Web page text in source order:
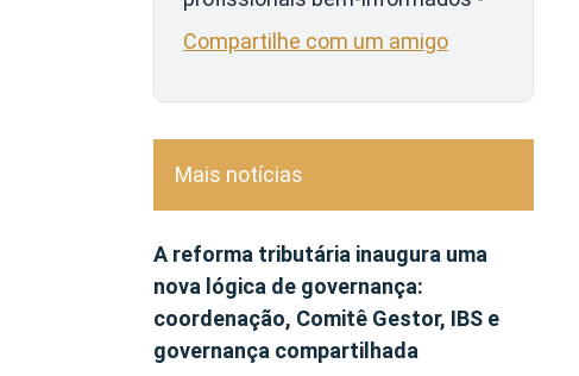
Compartilhe com um amigo
Mais notícias
A reforma tributária inaugura uma
nova lógica de governança:
coordenação, Comitê Gestor, IBS e
governança compartilhada